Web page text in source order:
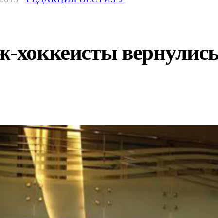
хоккеисты